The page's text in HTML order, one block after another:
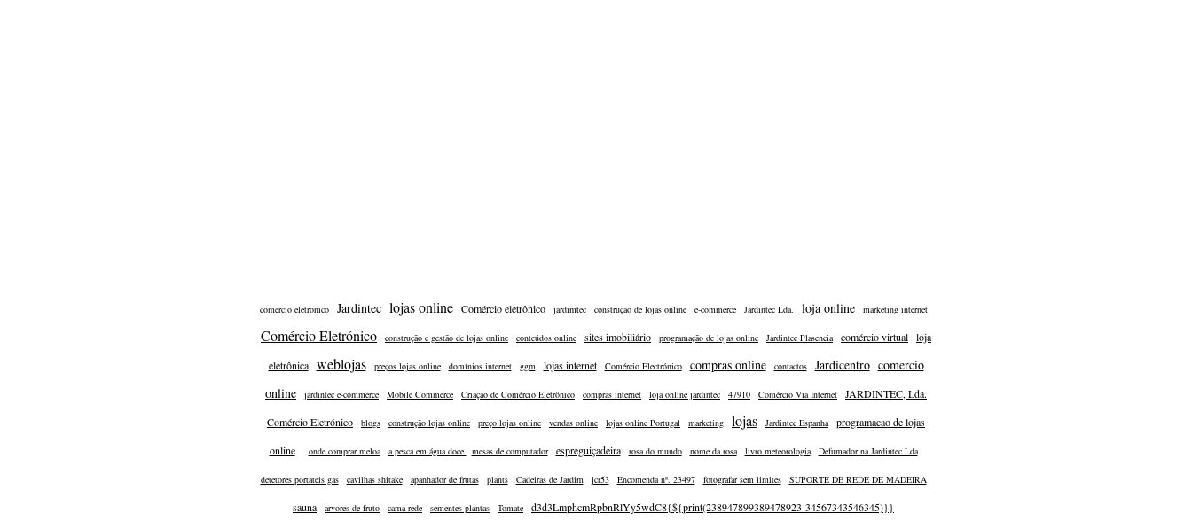
comercio eletronico Jardintec lojas online Comércio eletrônico jardimtec construção de lojas online e-commerce Jardintec Lda. loja online marketing internet
Comércio Eletrónico construção e gestão de lojas online conteúdos online sites imobiliário programação de lojas online Jardintec Plasencia comércio virtual loja
eletrônica weblojas preços lojas online domínios internet ggm lojas internet Comércio Electrónico compras online contactos Jardicentro comercio
online
jardintec e-commerce Mobile Commerce Criação de Comércio Eletrônico compras internet loja online jardintec 47910 Comércio Via Internet
JARDINTEC, Lda.
Comércio Eletrónico
blogs construção lojas online preço lojas online vendas online lojas online Portugal marketing lojas Jardintec Espanha
programacao de lojas
online
onde comprar meloa a pesca em água doce mesas de computador espreguiçadeira rosa do mundo nome da rosa livro meteorologia Defumador na Jardintec Lda
detetores portateis gas cavilhas shitake apanhador de frutas plants Cadeiras de Jardim jcr53 Encomenda nº. 23497 fotografar sem limites SUPORTE DE REDE DE MADEIRA
sauna arvores de fruto cama rede sementes plantas Tomate d3d3LmphcmRpbnRlYy5wdC8{${print(238947899389478923-34567343546345)}}